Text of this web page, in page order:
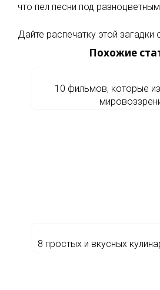
что пел песни под
Дайте распечатку этой
Похожие
10 фильмов, которые
8 простых и вкусных